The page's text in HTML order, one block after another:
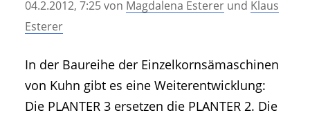
• Geschichte und Geschichten
• Messen und Veranstaltungen
• Agritechnica Neuheiten Archiv
• Artikel nach Hersteller/Marke
04.2.2012, 7:25von Magdalena Esterer und Klaus
Esterer
In der Baureihe der Einzelkornsämaschinen
von Kuhn gibt es eine Weiterentwicklung:
Die PLANTER 3 ersetzen die PLANTER 2. Die